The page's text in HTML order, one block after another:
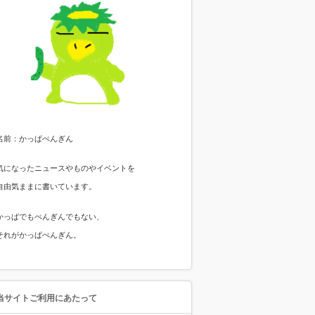
前：かっぱぺんぎん
になったニュースやものやイベントを
由気ままに書いています。
っぱでもぺんぎんでもない、
れがかっぱぺんぎん。
サイトご利用にあたって